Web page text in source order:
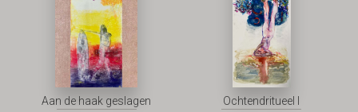
Aan de haak geslagen Ochtendritueel I